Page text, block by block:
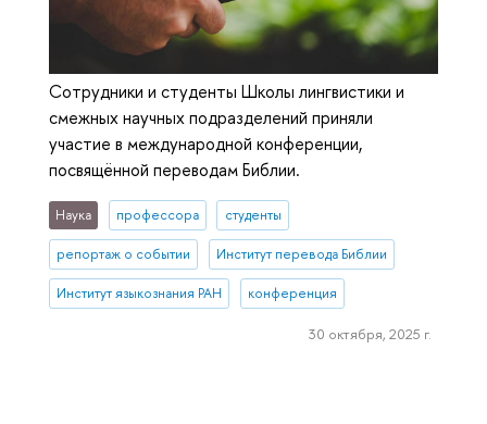
Сотрудники и студенты Школы лингвистики и
смежных научных подразделений приняли
участие в международной конференции,
посвящённой переводам Библии.
Наука профессора студенты
репортаж о событии Институт перевода Библии
Институт языкознания РАН конференция
30 октября, 2025 г.